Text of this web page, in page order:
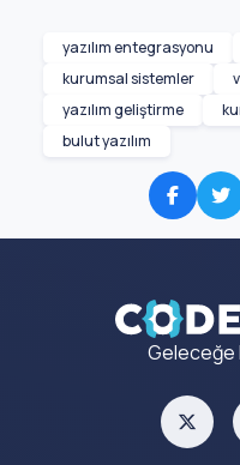
yazılım entegrasyonu
kurumsal sistemler
yazılım geliştirme
bulut yazılım
Geleceğe